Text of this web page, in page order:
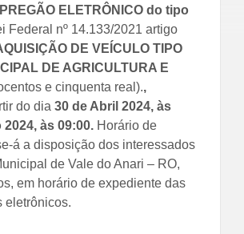
ELETRÔNICO do tipo
Federal nº 14.133/2021 artigo
DE VEÍCULO TIPO
DE AGRICULTURA E
e cinquenta real).,
do dia 30 de Abril 2024, às
2024, às 09:00.Horário de
á a disposição dos interessados
de Vale do Anari – RO,
em horário de expediente das
eletrônicos.